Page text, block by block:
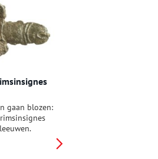
gaan blozen: